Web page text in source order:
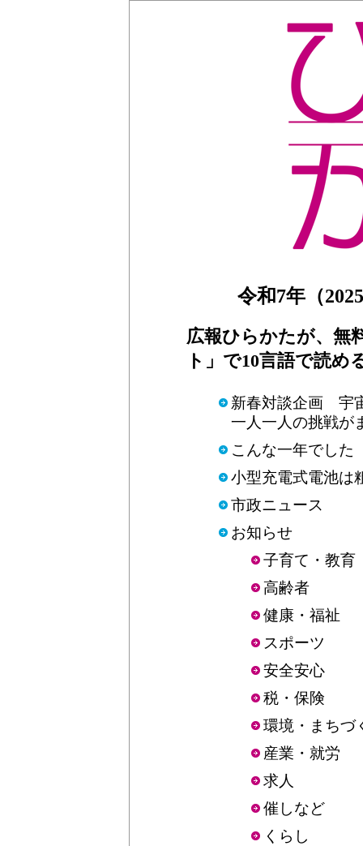
令和7年（
広報ひらかたが、無
ト」で10言語で読め
新春対談企画 宇
一人一人の挑戦が
こんな一年でし
小型充電式電池は
市政ニュース
お知らせ
子育て・教育
高齢者
健康・福祉
スポーツ
安全安心
税・保険
環境・まちづ
産業・就労
求人
催しなど
くらし